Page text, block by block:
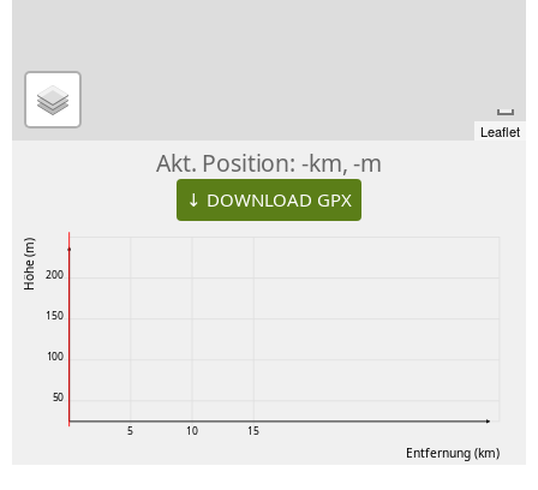
Leaflet
Akt. Position: -km, -m
↓ DOWNLOAD GPX
50
100
150
200
5 10 15
Entfernung (km)
Höhe (m)